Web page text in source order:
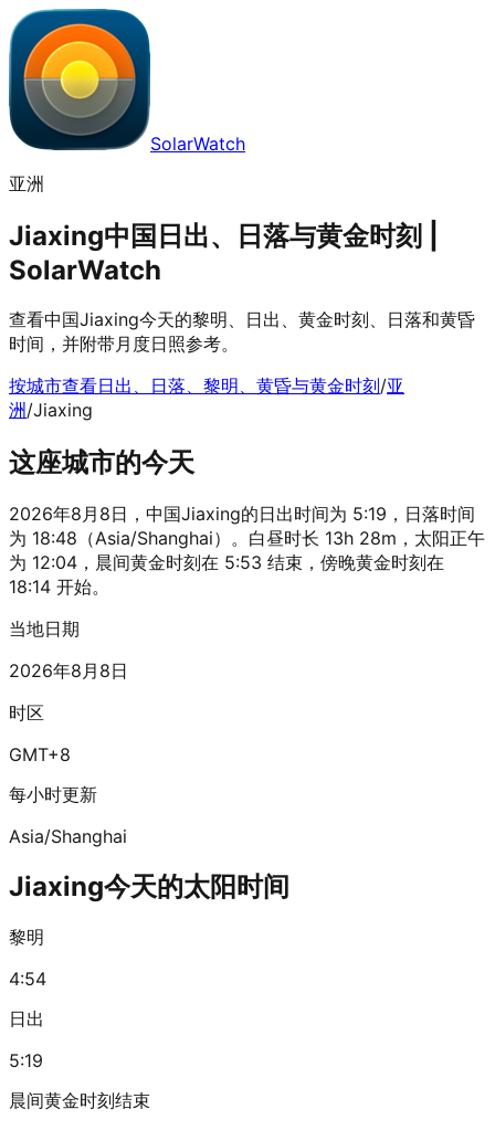
SolarWatch
亚洲
Jiaxing中国日出、日落与黄金时刻 |
SolarWatch
查看中国Jiaxing今天的黎明、日出、黄金时刻、日落和黄昏
时间，并附带月度日照参考。
按城市查看日出、日落、黎明、黄昏与黄金时刻/亚
洲/Jiaxing
这座城市的今天
2026年8月8日，中国Jiaxing的日出时间为 5:19，日落时间
为 18:48（Asia/Shanghai）。白昼时长 13h 28m，太阳正午
为 12:04，晨间黄金时刻在 5:53 结束，傍晚黄金时刻在
18:14 开始。
当地日期
2026年8月8日
时区
GMT+8
每小时更新
Asia/Shanghai
Jiaxing今天的太阳时间
黎明
4:54
日出
5:19
晨间黄金时刻结束